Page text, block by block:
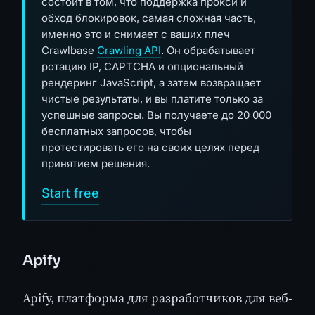
обход блокировок, самая сложная часть,
именно это и снимает с ваших плеч
Crawlbase Crawling API. Он обрабатывает
ротацию IP, CAPTCHA и опциональный
рендеринг JavaScript, а затем возвращает
чистые результаты, и вы платите только за
успешные запросы. Вы получаете до 20 000
бесплатных запросов, чтобы
протестировать его на своих целях перед
принятием решения.
Start free
Apify
Apify, платформа для разработчиков для веб-